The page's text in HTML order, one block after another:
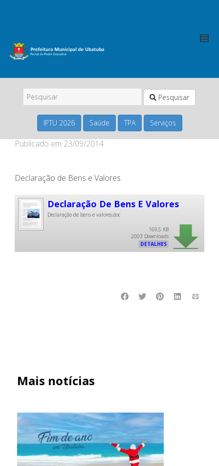
Pesquisar
IPTU 2026 Saúde TPA Serviços
Publicado em 23/09/2014
Declaração de Bens e Valores
Declaração De Bens E Valores
Declaração de bens e valores.doc
169,5 KB
2003 Downloads
DETALHES
Mais notícias